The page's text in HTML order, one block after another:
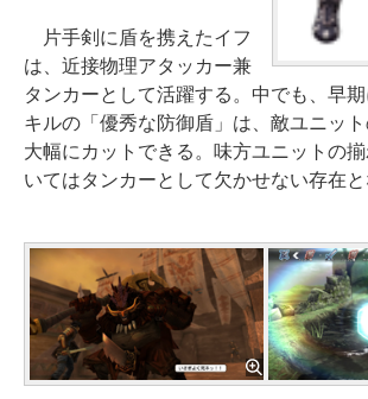
片手剣に盾を携えたイフ
は、近接物理アタッカー兼
タンカーとして活躍する。中でも、早
キルの「優秀な防御盾」は、敵ユニッ
大幅にカットできる。味方ユニットの
いてはタンカーとして欠かせない存在と